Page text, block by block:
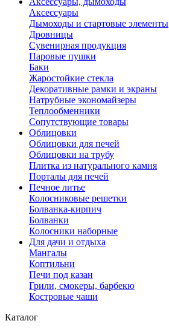
Аксессуары
Дымоходы и стартовые элементы
Дровницы
Сувенирная продукция
Паровые пушки
Баки
Жаростойкие стекла
Декоративные рамки и экраны
Натрубные экономайзеры
Теплообменники
Сопутствующие товары
Облицовки
Облицовки для печей
Облицовки на трубу
Плитка из натурального камня
Порталы для печей
Печное литье
Колосниковые решетки
Болванка-кирпич
Болванки
Колосники наборные
Для дачи и отдыха
Мангалы
Коптильни
Печи под казан
Грили, смокеры, барбекю
Костровые чаши
Каталог